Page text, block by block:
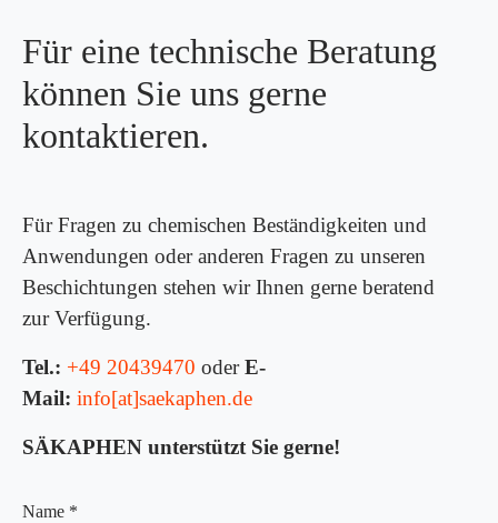
Für eine technische Beratung
können Sie uns gerne
kontaktieren.
Für Fragen zu chemischen Beständigkeiten und
Anwendungen oder anderen Fragen zu unseren
Beschichtungen stehen wir Ihnen gerne beratend
zur Verfügung.
Tel.: +49 20439470 oderE-
Mail: info[at]saekaphen.de
SÄKAPHEN unterstützt Sie gerne!
Name *